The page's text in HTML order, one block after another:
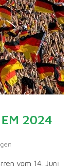
2024
vom 14. Juni